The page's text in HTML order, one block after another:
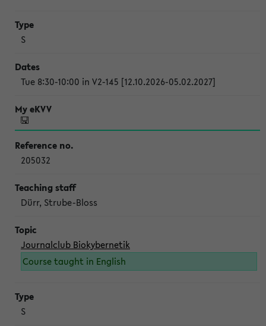
S
Tue 8:30-10:00 in V2-145 [12.10.2026-05.02.2027]
205032
Dürr, Strube-Bloss
Journalclub Biokybernetik
Course taught in English
S